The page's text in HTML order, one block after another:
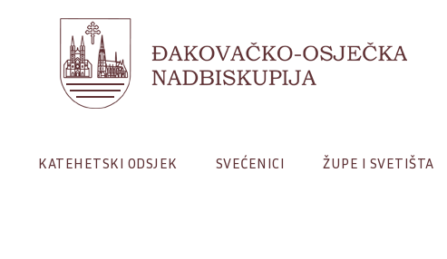
KATEHETSKI ODSJEK SVEĆENICI ŽUPE I SVETIŠTA